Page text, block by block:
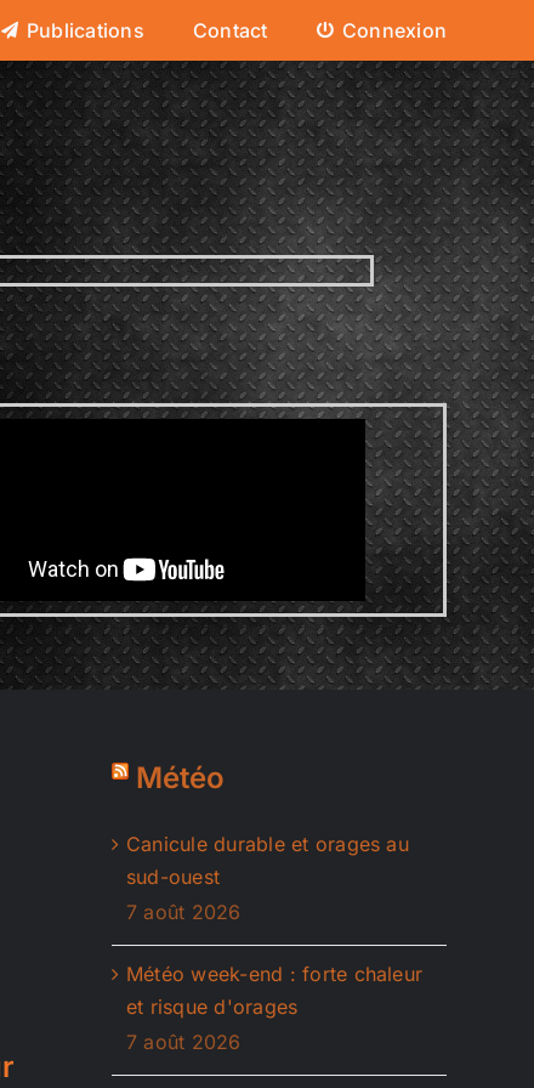
Publications Contact Connexion
Météo
Canicule durable et orages au
sud-ouest
7 août 2026
Météo week-end : forte chaleur
et risque d'orages
7 août 2026